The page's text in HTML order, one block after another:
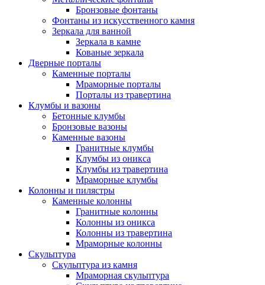
Бронзовые фонтаны
Фонтаны из искусственного камня
Зеркала для ванной
Зеркала в камне
Кованые зеркала
Дверные порталы
Каменные порталы
Мраморные порталы
Порталы из травертина
Клумбы и вазоны
Бетонные клумбы
Бронзовые вазоны
Каменные вазоны
Гранитные клумбы
Клумбы из оникса
Клумбы из травертина
Мраморные клумбы
Колонны и пилястры
Каменные колонны
Гранитные колонны
Колонны из оникса
Колонны из травертина
Мраморные колонны
Скульптура
Скульптура из камня
Мраморная скульптура